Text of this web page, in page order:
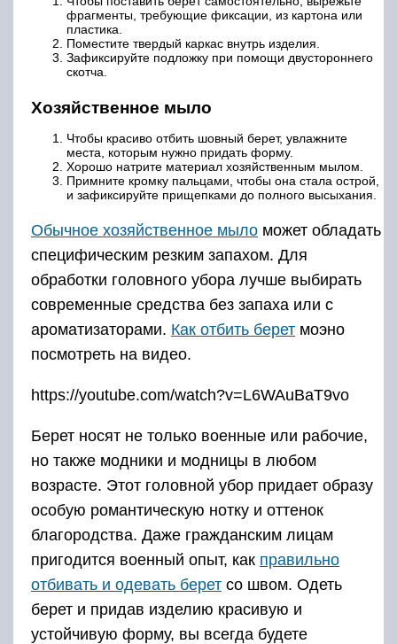
фрагменты, требующие фиксации, из картона или
пластика.
Поместите твердый каркас внутрь изделия.
Зафиксируйте подложку при помощи двустороннего
скотча.
Хозяйственное мыло
Чтобы красиво отбить шовный берет, увлажните
места, которым нужно придать форму.
Хорошо натрите материал хозяйственным мылом.
Примните кромку пальцами, чтобы она стала острой,
и зафиксируйте прищепками до полного высыхания.
Обычное хозяйственное мыло может обладать
специфическим резким запахом. Для
обработки головного убора лучше выбирать
современные средства без запаха или с
ароматизаторами. Как отбить берет моэно
посмотреть на видео.
https://youtube.com/watch?v=L6WAuBaT9vo
Берет носят не только военные или рабочие,
но также модники и модницы в любом
возрасте. Этот головной убор придает образу
особую романтическую нотку и оттенок
благородства. Даже гражданским лицам
пригодится военный опыт, как правильно
отбивать и одевать берет со швом. Одеть
берет и придав изделию красивую и
устойчивую форму, вы всегда будете